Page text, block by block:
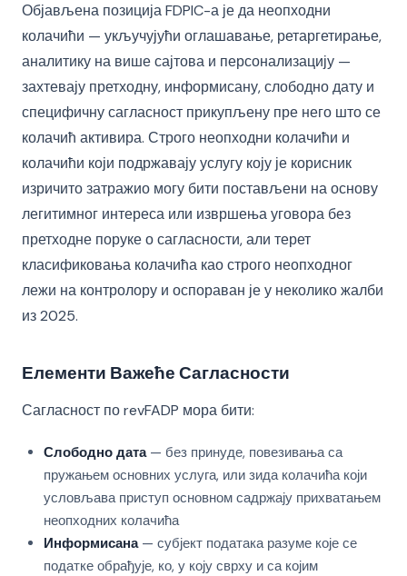
Објављена позиција FDPIC-а је да неопходни
колачићи — укључујући оглашавање, ретаргетирање,
аналитику на више сајтова и персонализацију —
захтевају претходну, информисану, слободно дату и
специфичну сагласност прикупљену пре него што се
колачић активира. Строго неопходни колачићи и
колачићи који подржавају услугу коју је корисник
изричито затражио могу бити постављени на основу
легитимног интереса или извршења уговора без
претходне поруке о сагласности, али терет
класификовања колачића као строго неопходног
лежи на контролору и оспораван је у неколико жалби
из 2025.
Елементи Важеће Сагласности
Сагласност по revFADP мора бити:
Слободно дата— без принуде, повезивања са
пружањем основних услуга, или зида колачића који
условљава приступ основном садржају прихватањем
неопходних колачића
Информисана— субјект података разуме које се
податке обрађује, ко, у коју сврху и са којим